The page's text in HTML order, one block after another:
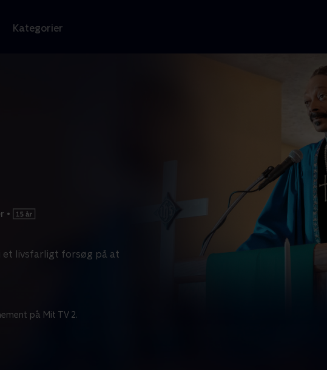
Kategorier
•
et livsfarligt forsøg på at
på Mit TV 2.